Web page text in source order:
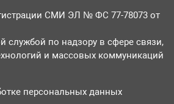
СМИ ЭЛ № ФС 77-78073 от
службой по надзору в сфере связи,
и массовых коммуникаций
персональных данных